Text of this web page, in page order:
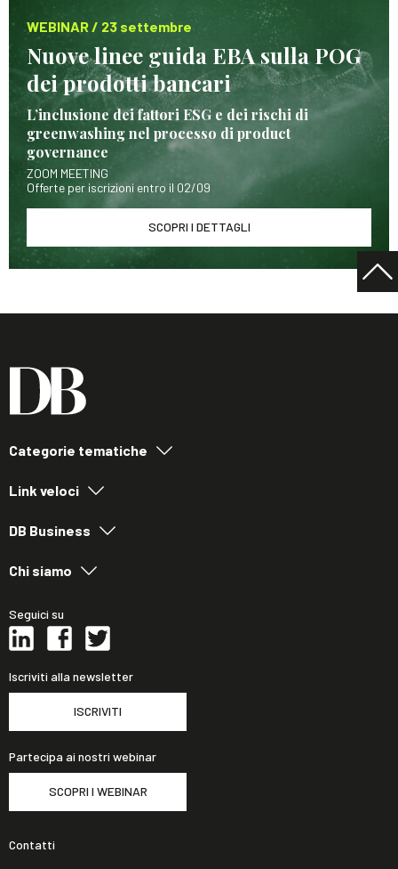
WEBINAR / 23 settembre
Nuove linee guida EBA sulla POG
dei prodotti bancari
L’inclusione dei fattori ESG e dei rischi di
greenwashing nel processo di product
governance
ZOOM MEETING
Offerte per iscrizioni entro il 02/09
SCOPRI I DETTAGLI
Categorie tematiche
Link veloci
DB Business
Chi siamo
Seguici su
Iscriviti alla newsletter
ISCRIVITI
Partecipa ai nostri webinar
SCOPRI I WEBINAR
Contatti